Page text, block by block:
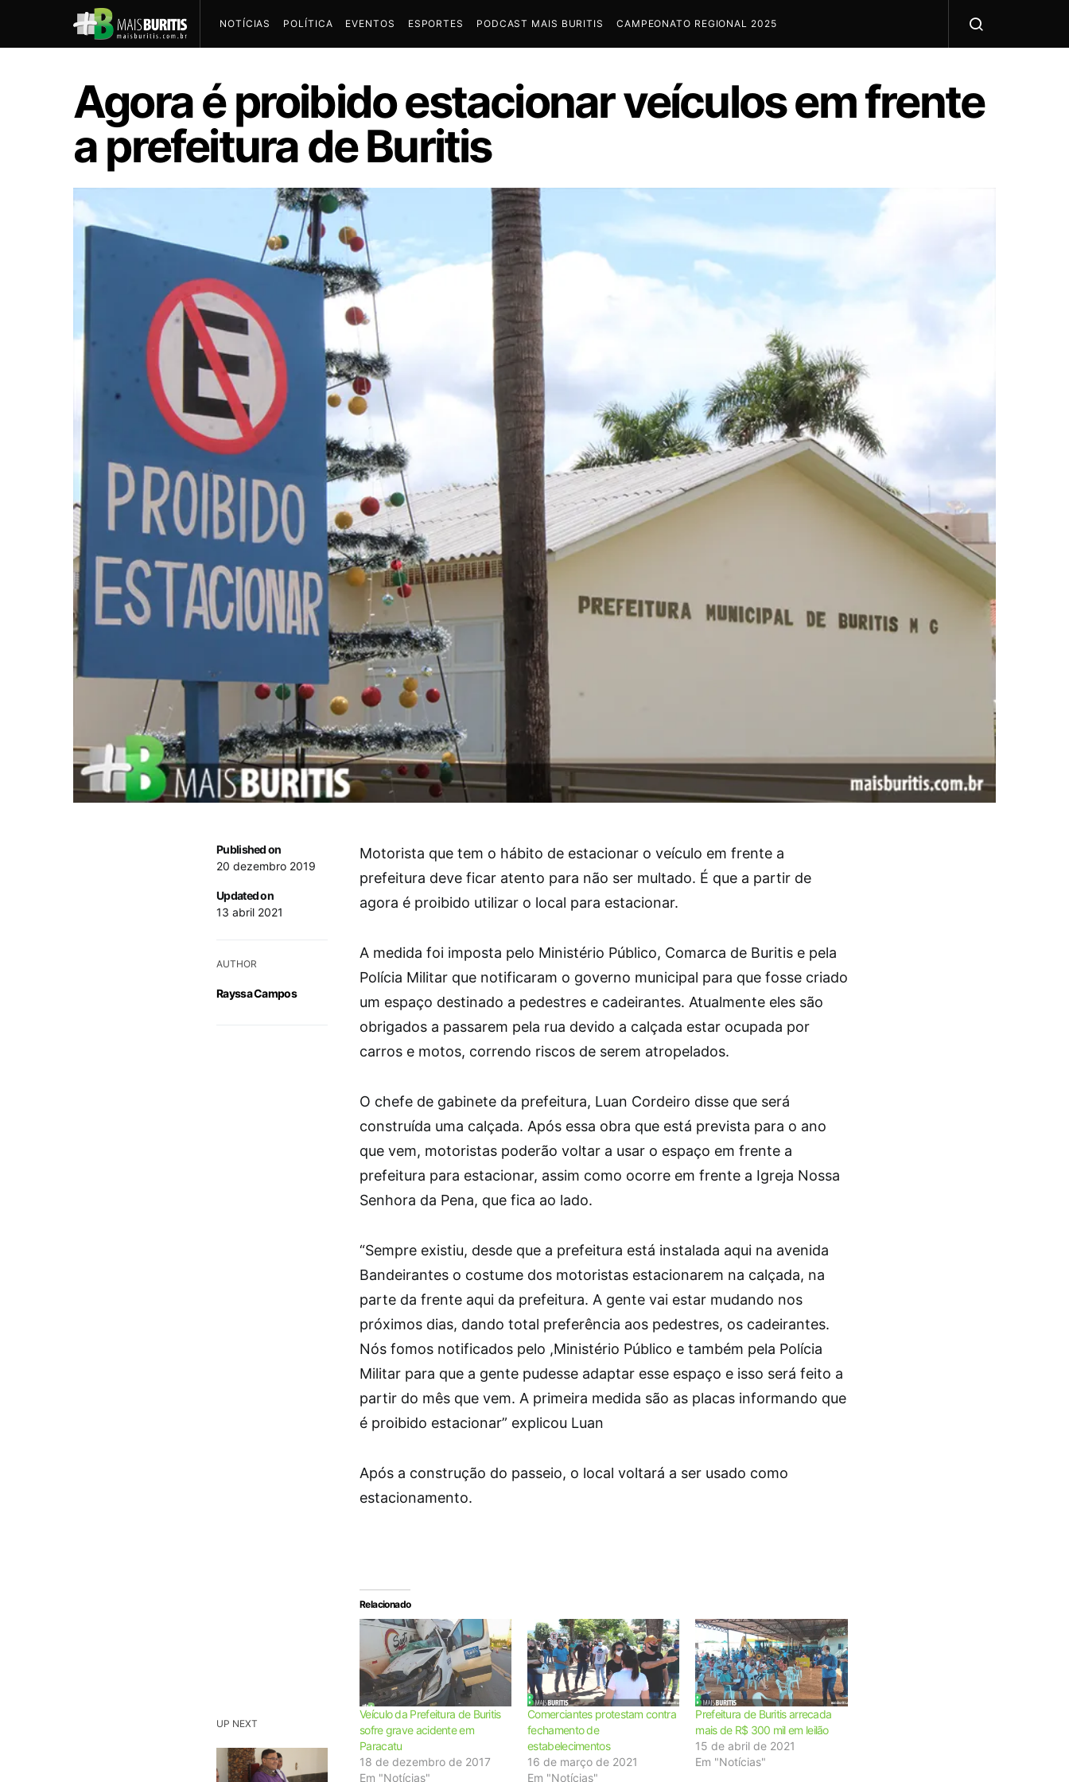
NOTÍCIAS POLÍTICA EVENTOS ESPORTES PODCAST MAIS BURITIS CAMPEONATO REGIONAL 2025
Agora é proibido estacionar veículos em frente
a prefeitura de Buritis
UP NEXT
Published on
20 dezembro 2019
Updated on
13 abril 2021
AUTHOR
Rayssa Campos
Motorista que tem o hábito de estacionar o veículo em frente a
prefeitura deve ficar atento para não ser multado. É que a partir de
agora é proibido utilizar o local para estacionar.
A medida foi imposta pelo Ministério Público, Comarca de Buritis e pela
Polícia Militar que notificaram o governo municipal para que fosse criado
um espaço destinado a pedestres e cadeirantes. Atualmente eles são
obrigados a passarem pela rua devido a calçada estar ocupada por
carros e motos, correndo riscos de serem atropelados.
O chefe de gabinete da prefeitura, Luan Cordeiro disse que será
construída uma calçada. Após essa obra que está prevista para o ano
que vem, motoristas poderão voltar a usar o espaço em frente a
prefeitura para estacionar, assim como ocorre em frente a Igreja Nossa
Senhora da Pena, que fica ao lado.
“Sempre existiu, desde que a prefeitura está instalada aqui na avenida
Bandeirantes o costume dos motoristas estacionarem na calçada, na
parte da frente aqui da prefeitura. A gente vai estar mudando nos
próximos dias, dando total preferência aos pedestres, os cadeirantes.
Nós fomos notificados pelo ,Ministério Público e também pela Polícia
Militar para que a gente pudesse adaptar esse espaço e isso será feito a
partir do mês que vem. A primeira medida são as placas informando que
é proibido estacionar” explicou Luan
Após a construção do passeio, o local voltará a ser usado como
estacionamento.
Relacionado
Veículo da Prefeitura de Buritis
sofre grave acidente em
Paracatu
18 de dezembro de 2017
Em "Notícias"
Comerciantes protestam contra
fechamento de
estabelecimentos
16 de março de 2021
Em "Notícias"
Prefeitura de Buritis arrecada
mais de R$ 300 mil em leilão
15 de abril de 2021
Em "Notícias"